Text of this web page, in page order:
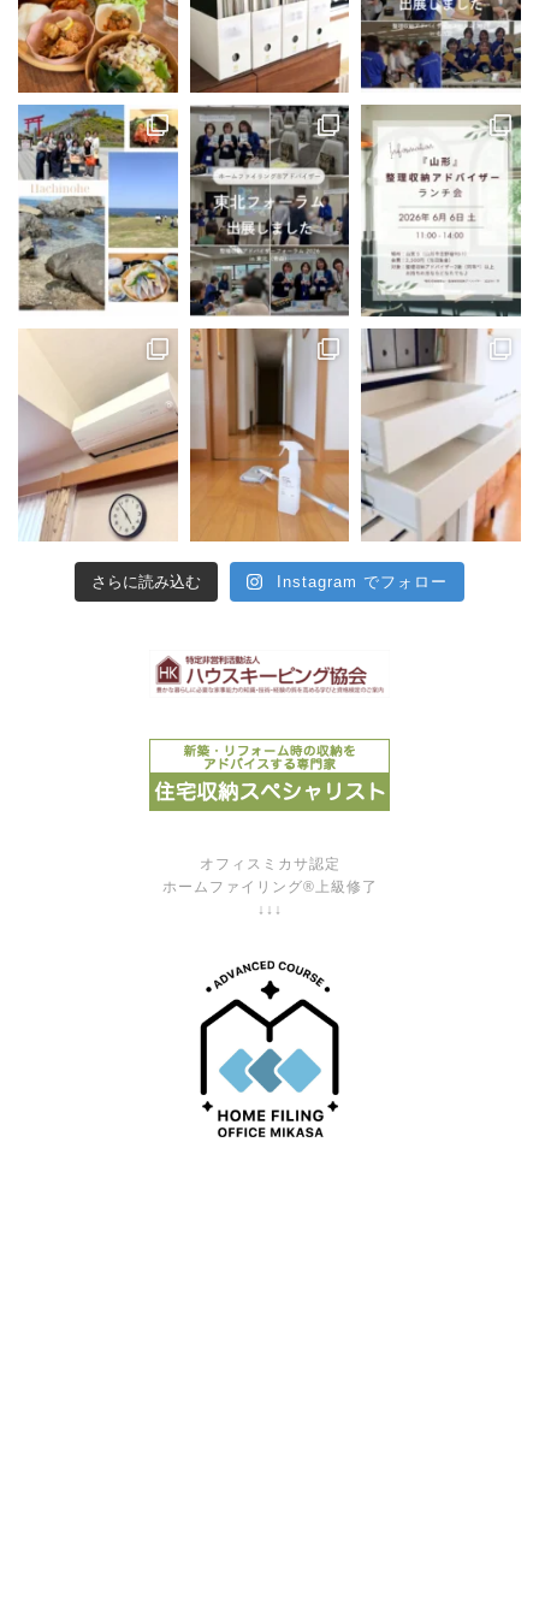
さらに読み込む Instagram でフォロー
オフィスミカサ認定
ホームファイリング®上級修了
↓↓↓